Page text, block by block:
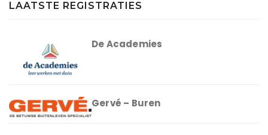
LAATSTE REGISTRATIES
De Academies
Gervé – Buren